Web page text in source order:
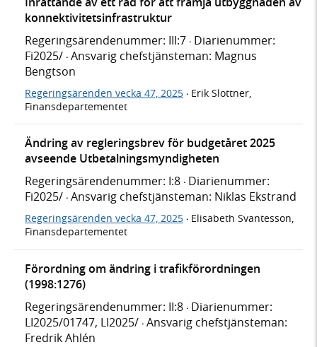
konnektivitetsinfrastruktur
Regeringsärendenummer: III:7 · Diarienummer:
Fi2025/ · Ansvarig chefstjänsteman: Magnus
Bengtson
Regeringsärenden vecka 47, 2025 · Erik Slottner,
Finansdepartementet
Ändring av regleringsbrev för budgetåret 2025
avseende Utbetalningsmyndigheten
Regeringsärendenummer: I:8 · Diarienummer:
Fi2025/ · Ansvarig chefstjänsteman: Niklas Ekstrand
Regeringsärenden vecka 47, 2025 · Elisabeth Svantesson,
Finansdepartementet
Förordning om ändring i trafikförordningen
(1998:1276)
Regeringsärendenummer: II:8 · Diarienummer:
LI2025/01747, LI2025/ · Ansvarig chefstjänsteman:
Fredrik Ahlén